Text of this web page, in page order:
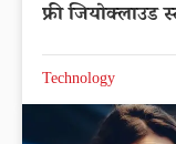
फ्री
Technology